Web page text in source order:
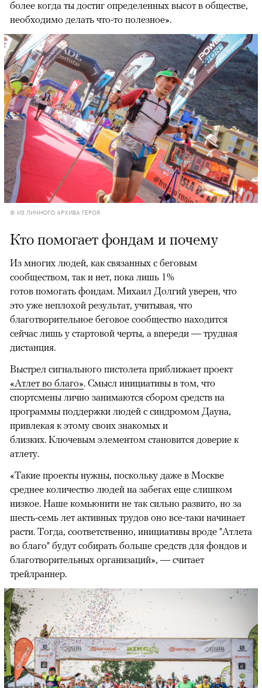
более когда ты достиг определенных высот в обществе,
необходимо делать что-то полезное».
© ИЗ ЛИЧНОГО АРХИВА ГЕРОЯ
Кто помогает фондам и почему
Из многих людей, как связанных с беговым
сообществом, так и нет, пока лишь 1%
готов помогать фондам. Михаил Долгий уверен, что
это уже неплохой результат, учитывая, что
благотворительное беговое сообщество находится
сейчас лишь у стартовой черты, а впереди — трудная
дистанция.
Выстрел сигнального пистолета приближает проект
«Атлет во благо». Смысл инициативы в том, что
спортсмены лично занимаются сбором средств на
программы поддержки людей с синдромом Дауна,
привлекая к этому своих знакомых и
близких. Ключевым элементом становится доверие к
атлету.
«Такие проекты нужны, поскольку даже в Москве
среднее количество людей на забегах еще слишком
низкое. Наше комьюнити не так сильно развито, но за
шесть-семь лет активных трудов оно все-таки начинает
расти. Тогда, соответственно, инициативы вроде "Атлета
во благо" будут собирать больше средств для фондов и
благотворительных организаций», — считает
трейлраннер.